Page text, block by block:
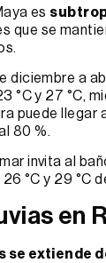
es
que se
diciembre a
°C y 27 °C,
puede llegar
80 %.
invita al
°C y 29 °C
en
se extiende